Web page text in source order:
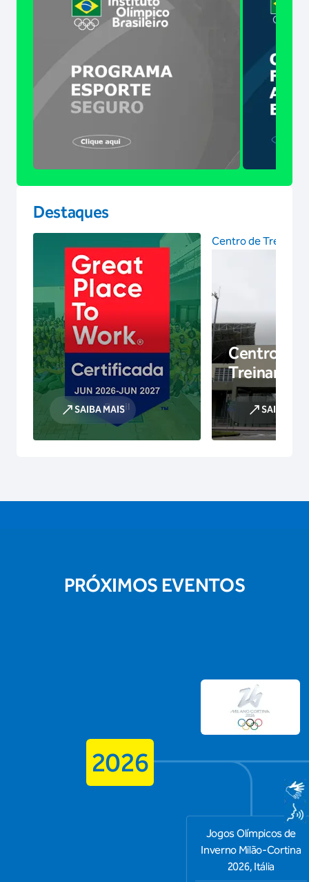
Destaques
SAIBA MAIS
Centro de
Centro de
SAIBA
PRÓXIMOS EVENTOS
2026
Jogos Olímpicos de
Inverno Milão-Cortina
2026, Itália